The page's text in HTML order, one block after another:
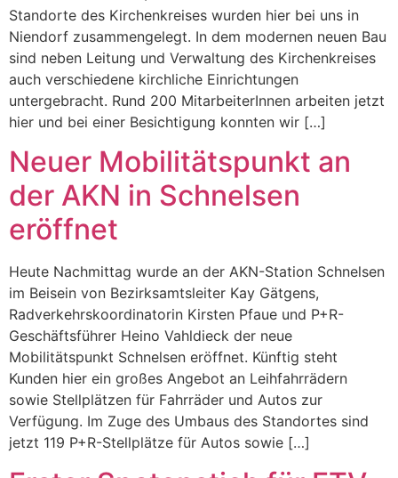
Standorte des Kirchenkreises wurden hier bei uns in
Niendorf zusammengelegt. In dem modernen neuen Bau
sind neben Leitung und Verwaltung des Kirchenkreises
auch verschiedene kirchliche Einrichtungen
untergebracht. Rund 200 MitarbeiterInnen arbeiten jetzt
hier und bei einer Besichtigung konnten wir […]
Neuer Mobilitätspunkt an
der AKN in Schnelsen
eröffnet
Heute Nachmittag wurde an der AKN-Station Schnelsen
im Beisein von Bezirksamtsleiter Kay Gätgens,
Radverkehrskoordinatorin Kirsten Pfaue und P+R-
Geschäftsführer Heino Vahldieck der neue
Mobilitätspunkt Schnelsen eröffnet. Künftig steht
Kunden hier ein großes Angebot an Leihfahrrädern
sowie Stellplätzen für Fahrräder und Autos zur
Verfügung. Im Zuge des Umbaus des Standortes sind
jetzt 119 P+R-Stellplätze für Autos sowie […]